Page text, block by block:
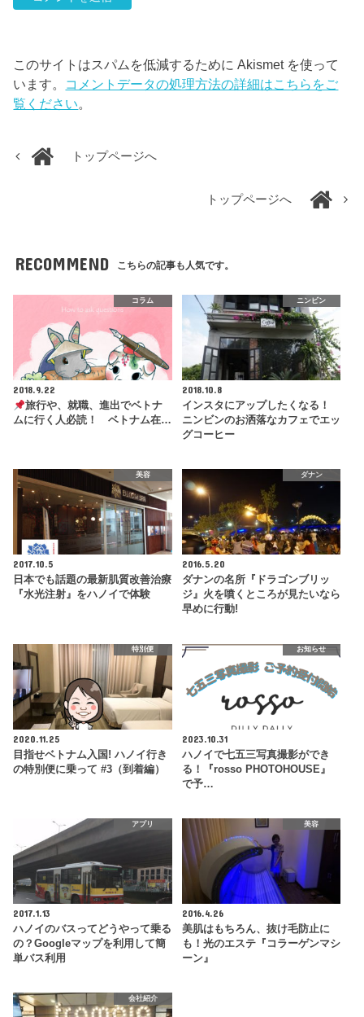
このサイトはスパムを低減するために Akismet を使って
います。 コメントデータの処理方法の詳細はこちらをご
覧ください。
トップページへ
トップページへ
RECOMMEND こちらの記事も人気です。
コラム
2018.9.22
旅行や、就職、進出でベトナ
ムに行く人必読！ ベトナム在…
ニンビン
2018.10.8
インスタにアップしたくなる！
ニンビンのお洒落なカフェでエッ
グコーヒー
美容
2017.10.5
日本でも話題の最新肌質改善治療
『水光注射』をハノイで体験
ダナン
2016.5.20
ダナンの名所『ドラゴンブリッ
ジ』火を噴くところが見たいなら
早めに行動!
特別便
2020.11.25
目指せベトナム入国! ハノイ行き
の特別便に乗って #3（到着編）
お知らせ
2023.10.31
ハノイで七五三写真撮影ができ
る！『rosso PHOTOHOUSE』
で予…
アプリ
2017.1.13
ハノイのバスってどうやって乗る
の？Googleマップを利用して簡
単バス利用
美容
2016.4.26
美肌はもちろん、抜け毛防止に
も！光のエステ『コラーゲンマシ
ーン』
会社紹介